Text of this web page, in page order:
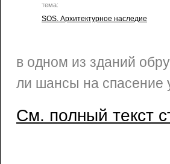
тема:
SOS. Архитектурное наследие
в одном из зданий
ли шансы на спасение
См. полный текст